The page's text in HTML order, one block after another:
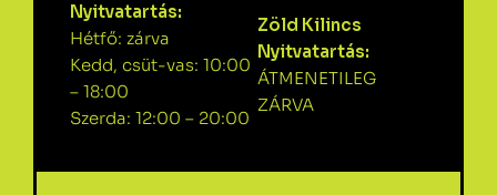
Nyitvatartás:
Hétfő: zárva
Kedd, csüt-vas: 10:00
– 18:00
Szerda: 12:00 – 20:00
Zöld Kilincs
Nyitvatartás:
ÁTMENETILEG
ZÁRVA